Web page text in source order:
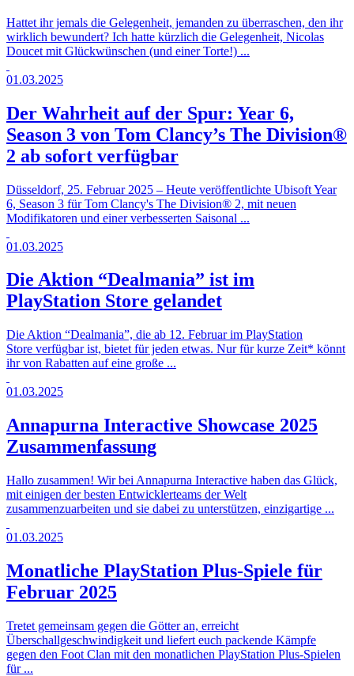
Hattet ihr jemals die Gelegenheit, jemanden zu überraschen, den ihr
wirklich bewundert? Ich hatte kürzlich die Gelegenheit, Nicolas
Doucet mit Glückwünschen (und einer Torte!) ...
01.03.2025
Der Wahrheit auf der Spur: Year 6,
Season 3 von Tom Clancy’s The Division®
2 ab sofort verfügbar
Düsseldorf, 25. Februar 2025 – Heute veröffentlichte Ubisoft Year
6, Season 3 für Tom Clancy's The Division® 2, mit neuen
Modifikatoren und einer verbesserten Saisonal ...
01.03.2025
Die Aktion “Dealmania” ist im
PlayStation Store gelandet
Die Aktion “Dealmania”, die ab 12. Februar im PlayStation
Store verfügbar ist, bietet für jeden etwas. Nur für kurze Zeit* könnt
ihr von Rabatten auf eine große ...
01.03.2025
Annapurna Interactive Showcase 2025
Zusammenfassung
Hallo zusammen! Wir bei Annapurna Interactive haben das Glück,
mit einigen der besten Entwicklerteams der Welt
zusammenzuarbeiten und sie dabei zu unterstützen, einzigartige ...
01.03.2025
Monatliche PlayStation Plus-Spiele für
Februar 2025
Tretet gemeinsam gegen die Götter an, erreicht
Überschallgeschwindigkeit und liefert euch packende Kämpfe
gegen den Foot Clan mit den monatlichen PlayStation Plus-Spielen
für ...